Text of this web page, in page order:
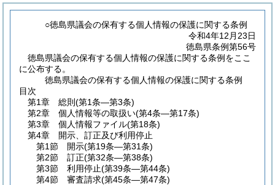
○徳島県議会の保有する個人情報の保護に関する条例
令和4年12月23日
徳島県条例第56号
徳島県議会の保有する個人情報の保護に関する条例をここ
に公布する。
徳島県議会の保有する個人情報の保護に関する条例
目次
第1章
総則 (第1条―第3条)
第2章
個人情報等の取扱い(第4条―第17条)
第3章
個人情報ファイル(第18条)
第4章
開示、訂正及び利用停止
第1節
開示(第19条―第31条)
第2節
訂正(第32条―第38条)
第3節
利用停止(第39条―第44条)
第4節
審査請求(第45条―第47条)